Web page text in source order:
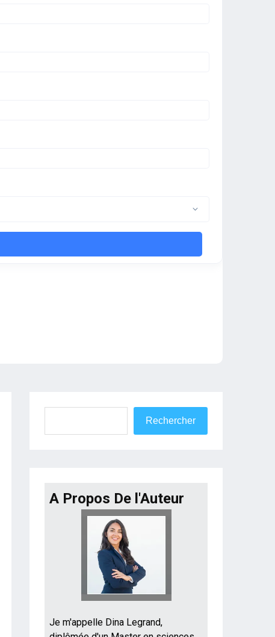
Rechercher
A Propos De l'Auteur
Je m'appelle Dina Legrand,